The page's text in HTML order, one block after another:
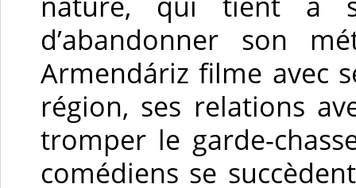
d’abandonner son
Armendáriz filme avec
région, ses relations
tromper le garde-
comédiens se